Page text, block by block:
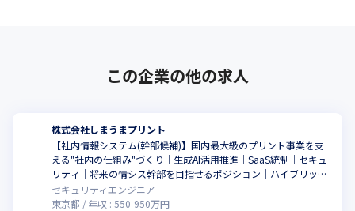
この企業の他の求人
株式会社しまうまプリント
【社内情報システム(幹部候補)】国内最大級のプリント事業を支
える"社内の仕組み"づくり｜生成AI活用推進｜SaaS統制｜セキュ
リティ｜将来の情シス幹部を目指せるポジション｜ハイブリッド
勤務
セキュリティエンジニア
東京都
年収 :550-950万円